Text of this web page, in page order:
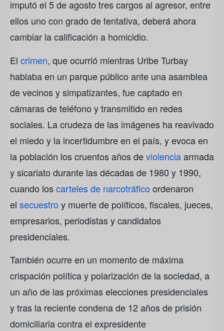
imputó el 5 de agosto tres cargos al agresor, entre
ellos uno con grado de tentativa, deberá ahora
cambiar la calificación a homicidio.
El crimen, que ocurrió mientras Uribe Turbay
hablaba en un parque público ante una asamblea
de vecinos y simpatizantes, fue captado en
cámaras de teléfono y transmitido en redes
sociales. La crudeza de las imágenes ha reavivado
el miedo y la incertidumbre en el país, y evoca en
la población los cruentos años deviolenciaarmada
y sicariato durante las décadas de 1980 y 1990,
cuando loscarteles de narcotráfico ordenaron
el secuestro y muerte de políticos, fiscales, jueces,
empresarios, periodistas y candidatos
presidenciales.
También ocurre en un momento de máxima
crispación política y polarización de la sociedad, a
un año de las próximas elecciones presidenciales
y tras la reciente condena de 12 años de prisión
domiciliaria contra el expresidente